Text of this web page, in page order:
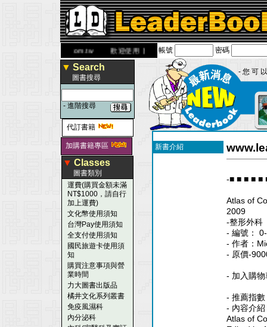
歡迎使用 國民旅遊卡！！
帳號 密碼
▼ Search
圖書搜尋
- 進階搜尋
代訂書籍
加購書籍專區
▼ Classes
圖書類別
運費(購買金額未滿
NT$1000，請自行
加上運費)
文化幣使用須知
台灣Pay使用須知
全支付使用須知
國民旅遊卡使用須
知
購買注意事項與營
業時間
力大圖書出版品
橘井文化系列叢書
免疫風濕科
內分泌科
- 您 可 以
新書介紹
-■ ■ ■ ■ ■
Atlas of
2009
-整形外科
- 編號：
- 作者：
- 原價-
- 加入購物
- 推薦指數
- 內容介紹
Atlas of